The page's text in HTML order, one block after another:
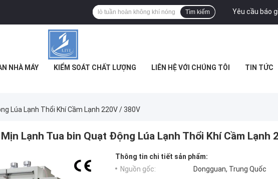
Yêu cầu báo
Tìm kiếm
NHÀ MÁY KIỂM SOÁT CHẤT LƯỢNG LIÊN HỆ VỚI CHÚNG TÔI TIN TỨC
Lúa Lạnh Thổi Khí Cầm Lạnh 220V / 380V
Lạnh Tua bin Quạt Động Lúa Lạnh Thổi Khí Cầm Lạnh
Thông tin chi tiết sản phẩm:
Nguồn gốc:
Dongguan, Trung Quốc